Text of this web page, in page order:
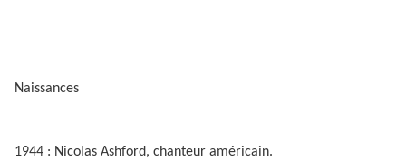
Naissances
1944 : Nicolas Ashford, chanteur américain.